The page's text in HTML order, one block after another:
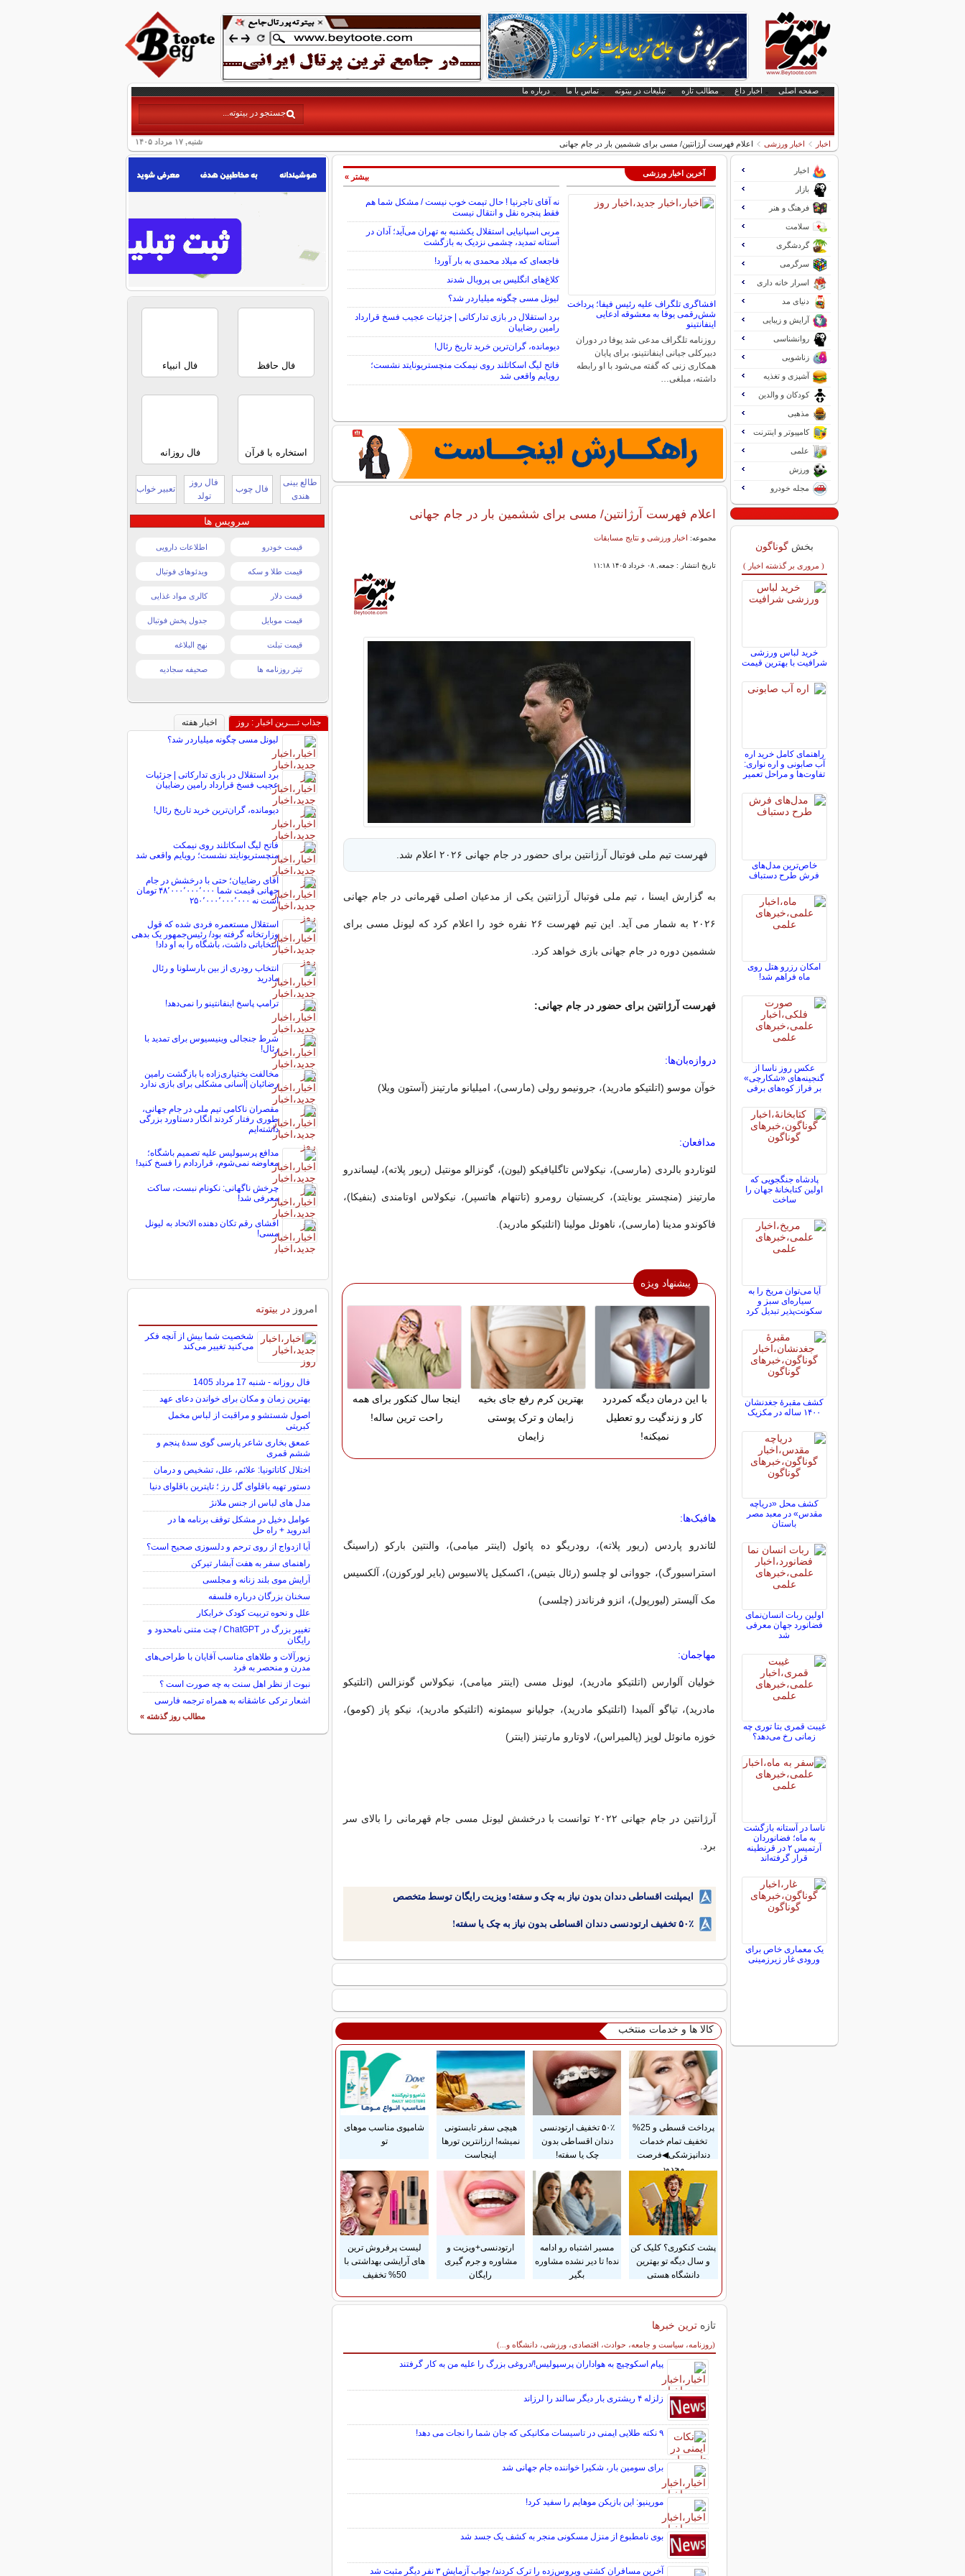
صفحه اصلی اخبار داغ مطالب تازه تبلیغات در بیتوته تماس با ما درباره ما
شنبه, ۱۷ مرداد ۱۴۰۵ اخبار اخبار ورزشی اعلام فهرست آرژانتین/ مسی برای ششمین بار در جام جهانی
آخرین اخبار ورزشی
افشاگری تلگراف علیه رئیس فیفا؛ پرداخت
شش‌رقمی یوفا به معشوقه ادعایی
اینفانتینو
روزنامه تلگراف مدعی شد یوفا در دوران
دبیرکلی جیانی اینفانتینو، برای پایان
همکاری زنی که گفته می‌شود با او رابطه
داشته، مبلغی…
نه آقای تاجرنیا ! حال تیمت خوب نیست / مشکل شما هم
فقط پنجره نقل و انتقال نیست
مربی اسپانیایی استقلال یکشنبه به تهران می‌آید؛ آدان در
آستانه تمدید، چشمی نزدیک به بازگشت
فاجعه‌ای که میلاد محمدی به بار آورد!
کلاغ‌های انگلیس بی پروبال شدند
لیونل مسی چگونه میلیاردر شد؟
برد استقلال در بازی تدارکاتی | جزئیات عجیب فسخ قرارداد
رامین رضاییان
دیومانده، گران‌ترین خرید تاریخ رئال!
فاتح لیگ اسکاتلند روی نیمکت منچستریونایتد نشست؛
رویایم واقعی شد
بیشتر »
اعلام فهرست آرژانتین/ مسی برای ششمین بار در جام جهانی
مجموعه: اخبار ورزشی و نتایج مسابقات
تاریخ انتشار : جمعه, ۰۸ خرداد ۱۴۰۵ ۱۱:۱۸
فهرست تیم ملی فوتبال آرژانتین برای حضور در جام جهانی ۲۰۲۶ اعلام شد.
به گزارش ایسنا ، تیم ملی فوتبال آرژانتین یکی از مدعیان اصلی قهرمانی در جام جهانی
۲۰۲۶ به شمار می آید. این تیم فهرست ۲۶ نفره خود را اعلام کرد که لیونل مسی برای
ششمین دوره در جام جهانی بازی خواهد کرد.
فهرست آرژانتین برای حضور در جام جهانی:
دروازه‌بان‌ها:
خوآن موسو (اتلتیکو مادرید)، جرونیمو رولی (مارسی)، امیلیانو مارتینز (آستون ویلا)
مدافعان:
لئوناردو بالردی (مارسی)، نیکولاس تاگلیافیکو (لیون)، گونزالو مونتیل (ریور پلاته)، لیساندرو
مارتینز (منچستر یونایتد)، کریستیان رومرو (تاتنهام هاتسپر)، نیکولاس اوتامندی (بنفیکا)،
فاکوندو مدینا (مارسی)، ناهوئل مولینا (اتلتیکو مادرید).
پیشنهاد ویژه
با این درمان دیگه کمردرد
کار و زندگیت رو تعطیل
نمیکنه!
بهترین کرم رفع جای بخیه
زایمان و ترک پوستی
زایمان
اینجا سال کنکور برای همه
راحت ترین ساله!
هافبک‌ها:
لئاندرو پاردس (ریور پلاته)، رودریگو ده پائول (اینتر میامی)، والنتین بارکو (راسینگ
استراسبورگ)، جووانی لو چلسو (رئال بتیس)، اکسکیل پالاسیوس (بایر لورکوزن)، آلکسیس
مک آلیستر (لیورپول)، انزو فرناندز (چلسی)
مهاجمان:
خولیان آلوارس (اتلتیکو مادرید)، لیونل مسی (اینتر میامی)، نیکولاس گونزالس (اتلتیکو
مادرید)، تیاگو آلمیدا (اتلتیکو مادرید)، جولیانو سیمئونه (اتلتیکو مادرید)، نیکو پاز (کومو)،
خوزه مانوئل لوپز (پالمیراس)، لاوتارو مارتینز (اینتر)
آرژانتین در جام جهانی ۲۰۲۲ توانست با درخشش لیونل مسی جام قهرمانی را بالای سر
برد.
ایمپلنت اقساطی دندان بدون نیاز به چک و سفته! ویزیت رایگان توسط متخصص
۵۰٪ تخفیف ارتودنسی دندان اقساطی بدون نیاز به چک یا سفته!
کالا ها و خدمات منتخب
پرداخت قسطی و 25%
تخفیف تمام خدمات
دندانپزشکی◀فرصت
محدود
۵۰٪ تخفیف ارتودنسی
دندان اقساطی بدون
چک یا سفته!
هیچی سفر تابستونی
نمیشه! ارزانترین تورها
اینجاست
شامپوی مناسب موهای
تو
پشت کنکوری؟ کلیک کن
و سال دیگه تو بهترین
دانشگاه هستی
مسیر اشتباه رو ادامه
نده! تا دیر نشده مشاوره
بگیر
ارتودنسی+ویزیت و
مشاوره و جرم گیری
رایگان
لیست پرفروش ترین
های آرایشی بهداشتی با
50% تخفیف
تازه ترین خبرها
(روزنامه، سیاست و جامعه، حوادث، اقتصادی، ورزشی، دانشگاه و...)
سایر خبرهای داغ
پیام اسکوچیچ به هواداران پرسپولیس!/دروغی بزرگ را علیه من به کار گرفتند
زلزله ۴ ریشتری بار دیگر سالند را لرزاند
۹ نکته طلایی ایمنی در تاسیسات مکانیکی که جان شما را نجات می دهد!
برای سومین بار، شکیرا خواننده جام جهانی شد
مورینیو: این بازیکن موهایم را سفید کرد!
بوی نامطبوع از منزل مسکونی منجر به کشف یک جسد شد
آخرین مسافران کشتی ویروس‌زده را ترک کردند/ جواب آزمایش ۳ نفر دیگر مثبت شد
اخبار
بازار
فرهنگ و هنر
سلامت
گردشگری
سرگرمی
اسرار خانه داری
دنیای مد
آرایش و زیبایی
روانشناسی
زناشویی
آشپزی و تغذیه
کودکان و والدین
مذهبی
کامپیوتر و اینترنت
علمی
ورزش
مجله خودرو
بخش گوناگون
( مروری بر گذشته اخبار )
خرید لباس ورزشی
شرافیت با بهترین قیمت
راهنمای کامل خرید اره
آب صابونی و اره نواری:
تفاوت‌ها و مراحل تعمیر
خاص‌ترین مدل‌های
فرش طرح دستباف
امکان رزرو هتل روی
ماه فراهم شد!
عکس روز ناسا از
گنجینه‌های «شکارچی»
بر فراز کوه‌های برفی
پادشاه جنگجویی که
اولین کتابخانۀ جهان را
ساخت
آیا می‌توان مریخ را به
سیاره‌ای سبز و
سکونت‌پذیر تبدیل کرد
کشف مقبرۀ جغدنشان
۱۴۰۰ ساله در مکزیک
کشف محل «دریاچه
مقدس» در معبد مصر
باستان
اولین ربات انسان‌نمای
فضانورد جهان معرفی
شد
غیبت قمری بتا توری چه
زمانی رخ می‌دهد؟
ناسا در آستانه بازگشت
به ماه؛ فضانوردان
آرتمیس ۲ در قرنطینه
قرار گرفته‌اند
یک معماری خاص برای
ورودی غار زیرزمینی
فال حافظ فال انبیاء
استخاره با قرآن فال روزانه
طالع بینی
هندی
فال چوب
فال روز
تولد
تعبیر خواب
سرویس ها
قیمت خودرو اطلاعات دارویی
قیمت طلا و سکه ویدئوهای فوتبال
قیمت دلار کالری مواد غذایی
قیمت موبایل جدول پخش فوتبال
قیمت تبلت نهج البلاغه
تیتر روزنامه ها صحیفه سجادیه
جذاب تـــرین اخبار : روز
اخبار هفته
لیونل مسی چگونه میلیاردر شد؟
برد استقلال در بازی تدارکاتی | جزئیات
عجیب فسخ قرارداد رامین رضاییان
دیومانده، گران‌ترین خرید تاریخ رئال!
فاتح لیگ اسکاتلند روی نیمکت
منچستریونایتد نشست؛ رویایم واقعی شد
آقای رضاییان؛ حتی با درخشش در جام
جهانی قیمت شما ۴۸٬۰۰۰٬۰۰۰٬۰۰۰ تومان
است نه ۲۵۰٬۰۰۰٬۰۰۰٬۰۰۰
استقلال مستعمره فردی شده که قول
وزارتخانه گرفته بود/ رئیس‌جمهور یک بدهی
انتخاباتی داشت، باشگاه را به او داد!
انتخاب رودری از بین بارسلونا و رئال
مادرید
ترامپ پاسخ اینفانتینو را نمی‌دهد!
شرط جنجالی وینیسیوس برای تمدید با
رئال!
مخالفت بختیاری‌زاده با بازگشت رامین
رضائیان |آسانی مشکلی برای بازی ندارد
مقصران ناکامی تیم ملی در جام جهانی،
طوری رفتار کردند انگار دستاورد بزرگی
داشته‌ایم
مدافع پرسپولیس علیه تصمیم باشگاه؛
معاوضه نمی‌شوم، قراردادم را فسخ کنید!
چرخش ناگهانی: نکونام نبست، ساکت
معرفی شد!
افشای رقم تکان دهنده الاتحاد به لیونل
مسی!
امروز در بیتوته
شخصیت شما بیش از آنچه فکر
می‌کنید تغییر می‌کند
فال روزانه - شنبه 17 مرداد 1405
بهترین زمان و مکان برای خواندن دعای عهد
اصول شستشو و مراقبت از لباس مخمل
کبریتی
عمعق بخاری شاعر پارسی گوی سدهٔ پنجم و
ششم قمری
اختلال کاتاتونیا: علائم، علل، تشخیص و درمان
دستور تهیه باقلوای گل رز ؛ تاپترین باقلوای دنیا
مدل های لباس از جنس ملانژ
عوامل دخیل در مشکل توقف برنامه ها در
اندروید + راه حل
آیا ازدواج از روی ترحم و دلسوزی صحیح است؟
راهنمای سفر به هفت آبشار تیرکن
آرایش موی بلند زنانه و مجلسی
سخنان بزرگان درباره فلسفه
علل و نحوه تربیت کودک خرابکار
تغییر بزرگ در ChatGPT / چت متنی نامحدود و
رایگان
زیورآلات و طلاهای مناسب آقایان با طراحی‌های
مدرن و منحصر به فرد
نبوت از نظر اهل سنت به چه صورت است ؟
اشعار ترکی عاشقانه به همراه ترجمه فارسی
مطالب روز گذشته »